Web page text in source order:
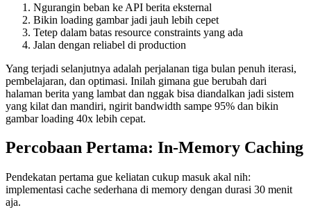
Ngurangin beban ke API berita eksternal
Bikin loading gambar jadi jauh lebih cepet
Tetep dalam batas resource constraints yang ada
Jalan dengan reliabel di production
Yang terjadi selanjutnya adalah perjalanan tiga bulan penuh iterasi,
pembelajaran, dan optimasi. Inilah gimana gue berubah dari
halaman berita yang lambat dan nggak bisa diandalkan jadi sistem
yang kilat dan mandiri, ngirit bandwidth sampe 95% dan bikin
gambar loading 40x lebih cepat.
Percobaan Pertama: In-Memory Caching
Pendekatan pertama gue keliatan cukup masuk akal nih:
implementasi cache sederhana di memory dengan durasi 30 menit
aja.